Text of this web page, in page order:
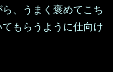
、うまく褒めてこち
もらうように仕向け